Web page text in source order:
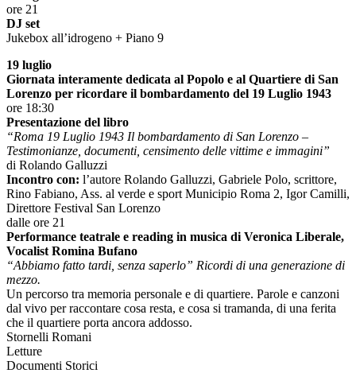
ore 21
DJ set
Jukebox all’idrogeno + Piano 9
19 luglio
Giornata interamente dedicata al Popolo e al Quartiere di San
Lorenzo per ricordare il bombardamento del 19 Luglio 1943
ore 18:30
Presentazione del libro
“Roma 19 Luglio 1943 Il bombardamento di San Lorenzo –
Testimonianze, documenti, censimento delle vittime e immagini”
di Rolando Galluzzi
Incontro con: l’autore Rolando Galluzzi, Gabriele Polo, scrittore,
Rino Fabiano, Ass. al verde e sport Municipio Roma 2, Igor Camilli,
Direttore Festival San Lorenzo
dalle ore 21
Performance teatrale e reading in musica di Veronica Liberale,
Vocalist Romina Bufano
“Abbiamo fatto tardi, senza saperlo” Ricordi di una generazione di
mezzo.
Un percorso tra memoria personale e di quartiere. Parole e canzoni
dal vivo per raccontare cosa resta, e cosa si tramanda, di una ferita
che il quartiere porta ancora addosso.
Stornelli Romani
Letture
Documenti Storici